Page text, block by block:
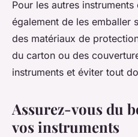
Pour les autres
également de les emballer
des matériaux de
du carton ou des
instruments et éviter tout
Assurez-vous du
vos instruments